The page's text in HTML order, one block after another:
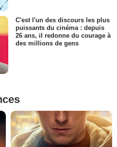
C'est l'un des discours les plus
puissants du cinéma : depuis
26 ans, il redonne du courage à
des millions de gens